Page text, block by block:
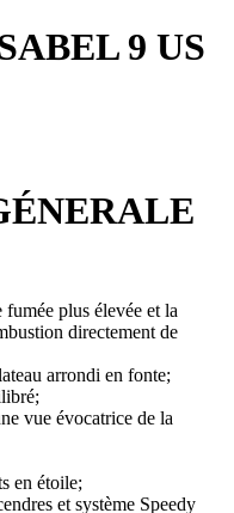
9 US
plus élevée et la
directement de
arrondi en fonte;
vue évocatrice de la
en étoile;
et système Speedy